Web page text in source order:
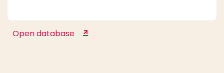
Open database Dynamic Health